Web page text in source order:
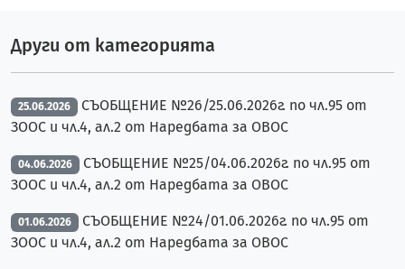
Други от категорията
25.06.2026
СЪОБЩЕНИЕ №26/25.06.2026г. по чл.95 от
ЗООС и чл.4, ал.2 от Наредбата за ОВОС
04.06.2026
СЪОБЩЕНИЕ №25/04.06.2026г. по чл.95 от
ЗООС и чл.4, ал.2 от Наредбата за ОВОС
01.06.2026
СЪОБЩЕНИЕ №24/01.06.2026г. по чл.95 от
ЗООС и чл.4, ал.2 от Наредбата за ОВОС